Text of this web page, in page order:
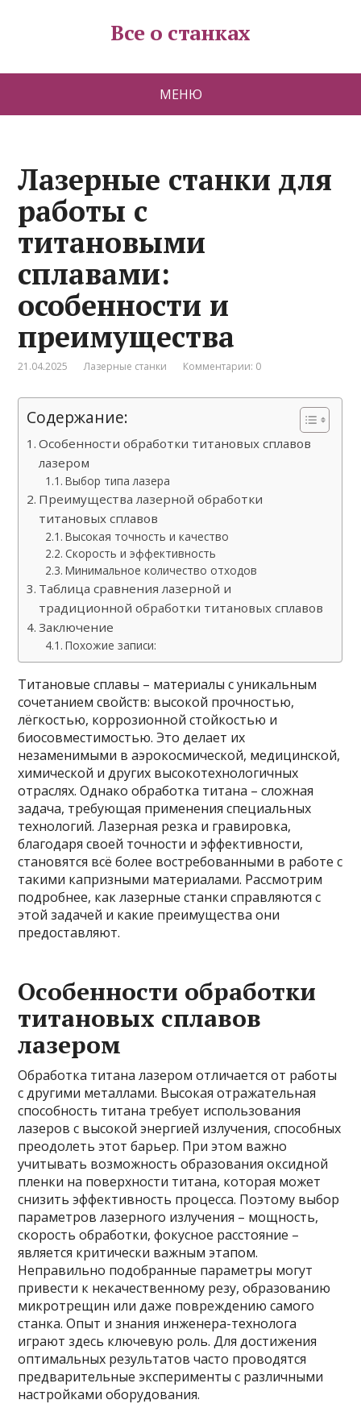
Все о станках
МЕНЮ
Лазерные станки для
работы с
титановыми
сплавами:
особенности и
преимущества
21.04.2025 Лазерные станки Комментарии: 0
Содержание:
Особенности обработки титановых сплавов
лазером
Выбор типа лазера
Преимущества лазерной обработки
титановых сплавов
Высокая точность и качество
Скорость и эффективность
Минимальное количество отходов
Таблица сравнения лазерной и
традиционной обработки титановых сплавов
Заключение
Похожие записи:
Титановые сплавы – материалы с уникальным
сочетанием свойств: высокой прочностью,
лёгкостью, коррозионной стойкостью и
биосовместимостью. Это делает их
незаменимыми в аэрокосмической, медицинской,
химической и других высокотехнологичных
отраслях. Однако обработка титана – сложная
задача, требующая применения специальных
технологий. Лазерная резка и гравировка,
благодаря своей точности и эффективности,
становятся всё более востребованными в работе с
такими капризными материалами. Рассмотрим
подробнее, как лазерные станки справляются с
этой задачей и какие преимущества они
предоставляют.
Особенности обработки
титановых сплавов
лазером
Обработка титана лазером отличается от работы
с другими металлами. Высокая отражательная
способность титана требует использования
лазеров с высокой энергией излучения, способных
преодолеть этот барьер. При этом важно
учитывать возможность образования оксидной
пленки на поверхности титана, которая может
снизить эффективность процесса. Поэтому выбор
параметров лазерного излучения – мощность,
скорость обработки, фокусное расстояние –
является критически важным этапом.
Неправильно подобранные параметры могут
привести к некачественному резу, образованию
микротрещин или даже повреждению самого
станка. Опыт и знания инженера-технолога
играют здесь ключевую роль. Для достижения
оптимальных результатов часто проводятся
предварительные эксперименты с различными
настройками оборудования.